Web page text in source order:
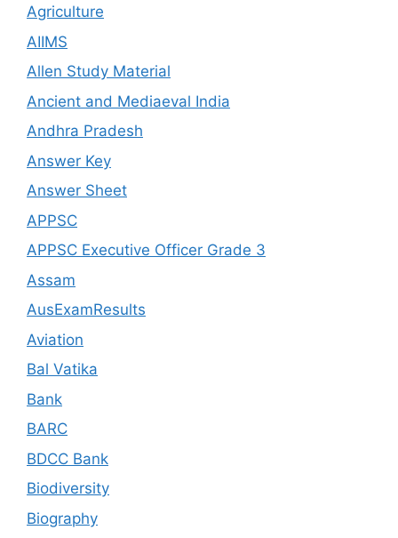
Agriculture
AIIMS
Allen Study Material
Ancient and Mediaeval India
Andhra Pradesh
Answer Key
Answer Sheet
APPSC
APPSC Executive Officer Grade 3
Assam
AusExamResults
Aviation
Bal Vatika
Bank
BARC
BDCC Bank
Biodiversity
Biography